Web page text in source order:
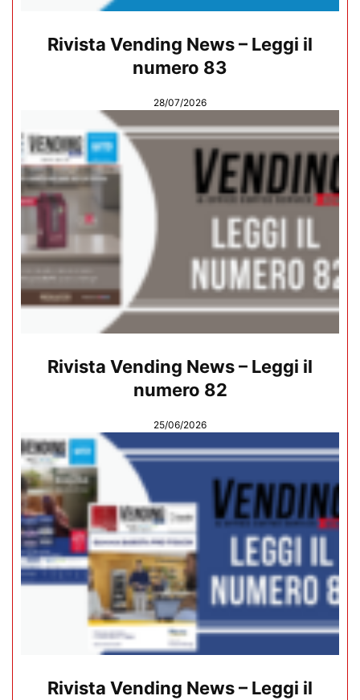
Rivista Vending News – Leggi il
numero 83
28/07/2026
Rivista Vending News – Leggi il
numero 82
25/06/2026
Rivista Vending News – Leggi il